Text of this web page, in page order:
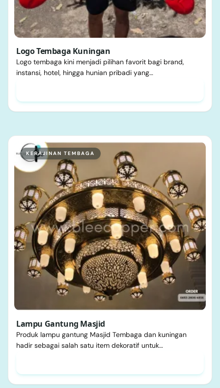
Logo Tembaga Kuningan
Logo tembaga kini menjadi pilihan favorit bagi brand,
instansi, hotel, hingga hunian pribadi yang…
KERAJINAN TEMBAGA
Lampu Gantung Masjid
Produk lampu gantung Masjid Tembaga dan kuningan
hadir sebagai salah satu item dekoratif untuk…